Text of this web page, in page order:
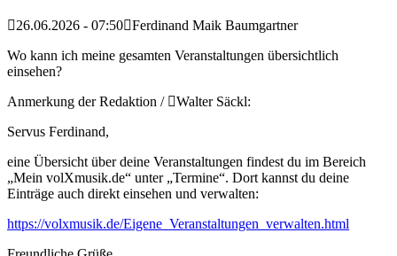
26.06.2026 - 07:50 Ferdinand Maik Baumgartner
Wo kann ich meine gesamten Veranstaltungen übersichtlich
einsehen?
Anmerkung der Redaktion /
Walter Säckl:
Servus Ferdinand,
eine Übersicht über deine Veranstaltungen findest du im Bereich
„Mein volXmusik.de“ unter „Termine“. Dort kannst du deine
Einträge auch direkt einsehen und verwalten:
https://volxmusik.de/Eigene_Veranstaltungen_verwalten.html